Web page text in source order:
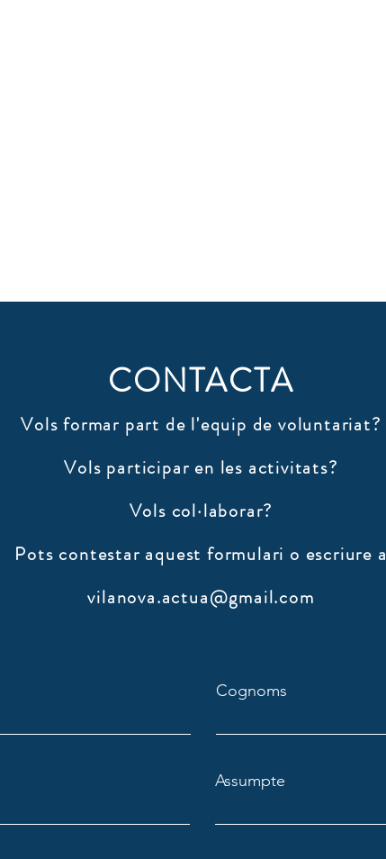
CONTACTA
Vols formar part de l'equip de voluntariat?
Vols participar en les activitats?
Vols col·laborar?
​Pots contestar aquest formulari o escriure a
vilanova.actua@gmail.com
Cognoms
Assumpte